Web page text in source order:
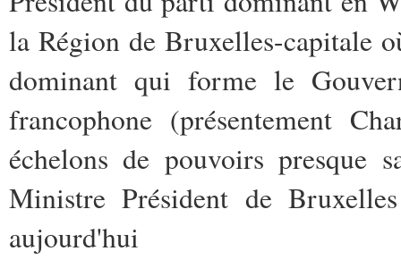
la Région de Bruxelles-capitale
dominant qui forme le
francophone (présentement
échelons de pouvoirs presque
Ministre Président de
aujourd'hui